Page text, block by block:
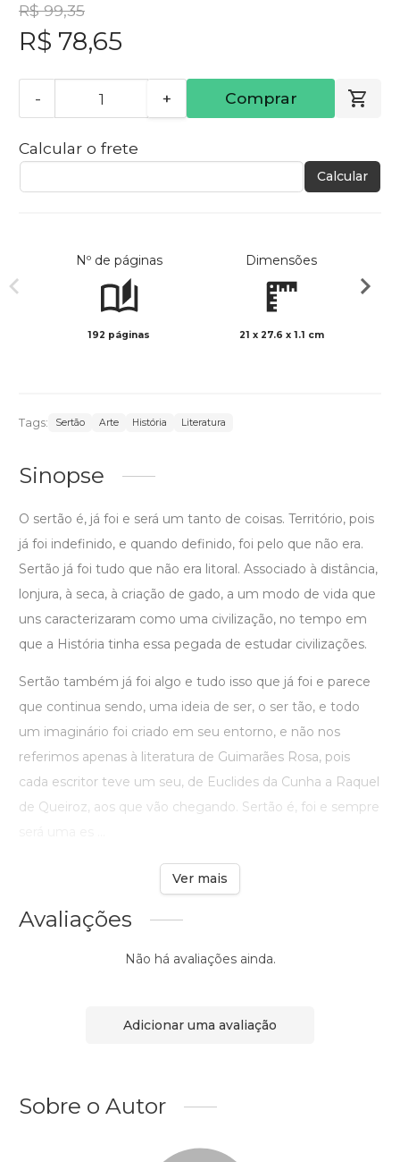
R$ 99,35
R$ 78,65
- + Comprar
Calcular o frete
Calcular
Nº de páginas
192 páginas
Dimensões
21 x 27.6 x 1.1 cm
Tags: Sertão Arte História Literatura
Sinopse
O sertão é, já foi e será um tanto de coisas. Território, pois
já foi indefinido, e quando definido, foi pelo que não era.
Sertão já foi tudo que não era litoral. Associado à distância,
lonjura, à seca, à criação de gado, a um modo de vida que
uns caracterizaram como uma civilização, no tempo em
que a História tinha essa pegada de estudar civilizações.
Sertão também já foi algo e tudo isso que já foi e parece
que continua sendo, uma ideia de ser, o ser tão, e todo
um imaginário foi criado em seu entorno, e não nos
referimos apenas à literatura de Guimarães Rosa, pois
cada escritor teve um seu, de Euclides da Cunha a Raquel
de Queiroz, aos que vão chegando. Sertão é, foi e sempre
Ver mais
Avaliações
Não há avaliações ainda.
Adicionar uma avaliação
Sobre o Autor